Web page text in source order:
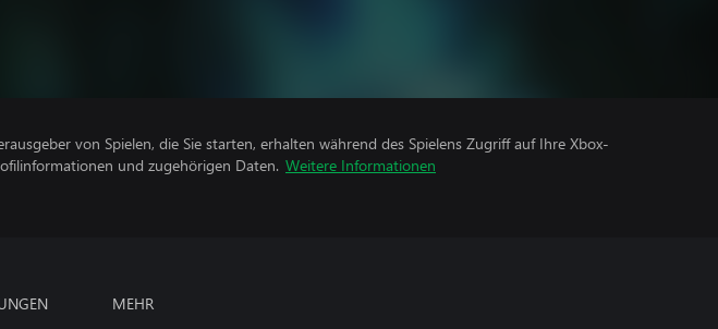
von Spielen, die Sie starten, erhalten während des Spielens Zugriff auf Ihre Xbox-
und zugehörigen Daten. Weitere Informationen
MEHR